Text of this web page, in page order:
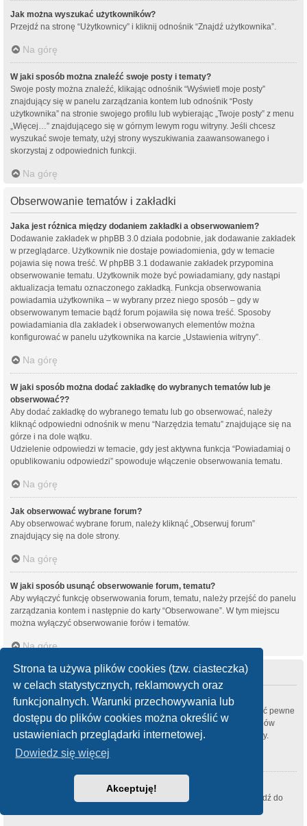
Strona ta używa plików cookies (tzw. ciasteczka)
w celach statystycznych, reklamowych oraz
funkcjonalnych. Warunki przechowywania lub
dostępu do plików cookies można określić w
ustawieniach przeglądarki internetowej.
Dowiedz się więcej
Akceptuję!
Jak można wyszukać użytkowników?
Przejdź na stronę “Użytkownicy” i kliknij odnośnik “Znajdź użytkownika”.
Na górę
W jaki sposób można znaleźć swoje posty i tematy?
Swoje posty można znaleźć, klikając odnośnik “Wyświetl moje posty”
znajdujący się w panelu zarządzania kontem lub odnośnik “Posty
użytkownika” na stronie swojego profilu lub wybierając „Twoje posty” z menu
„Więcej…” znajdującego się w górnym lewym rogu witryny. Jeśli chcesz
wyszukać swoje tematy, użyj strony wyszukiwania zaawansowanego i
skorzystaj z odpowiednich funkcji.
Na górę
Obserwowanie tematów i zakładki
Jaka jest różnica między dodaniem zakładki a obserwowaniem?
Dodawanie zakładek w phpBB 3.0 działa podobnie, jak dodawanie zakładek
w przeglądarce. Użytkownik nie dostaje powiadomienia, gdy w temacie
pojawia się nowa treść. W phpBB 3.1 dodawanie zakładek przypomina
obserwowanie tematu. Użytkownik może być powiadamiany, gdy nastąpi
aktualizacja tematu oznaczonego zakładką. Funkcja obserwowania
powiadamia użytkownika – w wybrany przez niego sposób – gdy w
obserwowanym temacie bądź forum pojawiła się nowa treść. Sposoby
powiadamiania dla zakładek i obserwowanych elementów można
konfigurować w panelu użytkownika na karcie „Ustawienia witryny”.
Na górę
W jaki sposób można dodać zakładkę do wybranych tematów lub je
obserwować??
Aby dodać zakładkę do wybranego tematu lub go obserwować, należy
kliknąć odpowiedni odnośnik w menu “Narzędzia tematu” znajdujące się na
górze i na dole wątku.
Udzielenie odpowiedzi w temacie, gdy jest aktywna funkcja “Powiadamiaj o
opublikowaniu odpowiedzi” spowoduje włączenie obserwowania tematu.
Na górę
Jak obserwować wybrane forum?
Aby obserwować wybrane forum, należy kliknąć „Obserwuj forum”
znajdujący się na dole strony.
Na górę
W jaki sposób usunąć obserwowanie forum, tematu?
Aby wyłączyć funkcję obserwowania forum, tematu, należy przejść do panelu
zarządzania kontem i następnie do karty “Obserwowane”. W tym miejscu
można wyłączyć obserwowanie forów i tematów.
Na górę
Załączniki
Jakie typy załączników są dozwolone na tej witrynie?
Każdy administrator witryny może zezwolić lub zabronić zamieszczać pewne
typy załączników. Jeśli nie masz pewności zamieszczanie, jakich typów
załączników jest zabronione, skontaktuj się z administratorem witryny.
Na górę
W jaki sposób można znaleźć wszystkie swoje załączniki?
Aby wyświetlić listę zamieszczonych przez ciebie załączników, przejdź do